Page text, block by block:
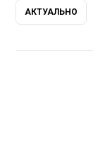
АКТУАЛЬНО